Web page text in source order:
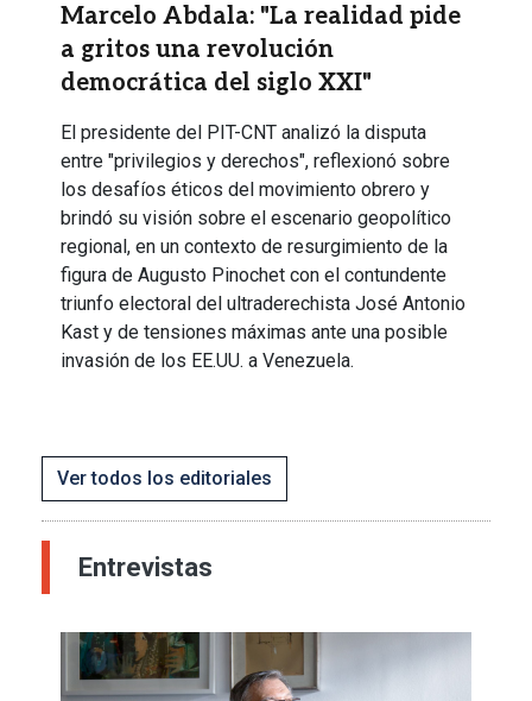
Marcelo Abdala: "La realidad pide
a gritos una revolución
democrática del siglo XXI"
El presidente del PIT-CNT analizó la disputa
entre "privilegios y derechos", reflexionó sobre
los desafíos éticos del movimiento obrero y
brindó su visión sobre el escenario geopolítico
regional, en un contexto de resurgimiento de la
figura de Augusto Pinochet con el contundente
triunfo electoral del ultraderechista José Antonio
Kast y de tensiones máximas ante una posible
invasión de los EE.UU. a Venezuela.
Ver todos los editoriales
Entrevistas
Imagen